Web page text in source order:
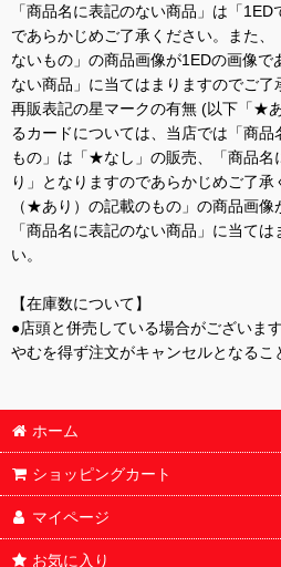
「商品名に表記のない商品」は「
であらかじめご了承ください。また
ないもの」の商品画像が1EDの画像
ない商品」に当てはまりますのでご了
再販表記の星マークの有無 (以下「★
るカードについては、当店では「商
もの」は「★なし」の販売、「商品
り」となりますのであらかじめご了
（★あり）の記載のもの」の商品画
「商品名に表記のない商品」に当て
い。
【在庫数について】
●店頭と併売している場合がございま
やむを得ず注文がキャンセルとなるこ
ホーム
ショッピングカート
マイページ
お気に入り